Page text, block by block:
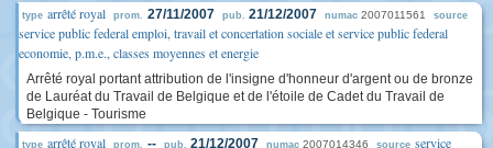
type arrêté royal prom. 27/11/2007 pub. 21/12/2007 numac 2007011561 source
service public federal emploi, travail et concertation sociale et service public federal
economie, p.m.e., classes moyennes et energie
Arrêté royal portant attribution de l'insigne d'honneur d'argent ou de bronze
de Lauréat du Travail de Belgique et de l'étoile de Cadet du Travail de
Belgique - Tourisme
type arrêté royal prom. -- pub. 21/12/2007 numac 2007014346 source service